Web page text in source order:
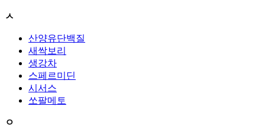
ㅅ
산양유단백질
새싹보리
생강차
스페르미딘
시서스
쏘팔메토
ㅇ